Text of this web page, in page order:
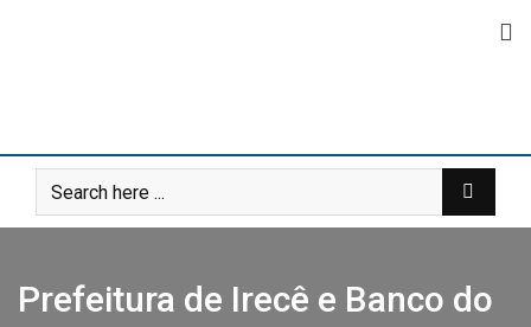
Prefeitura de Irecê e Banco do